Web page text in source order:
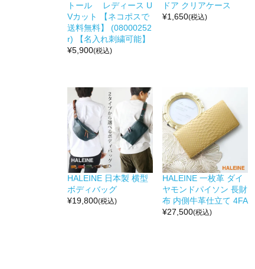
トール レディース U
Vカット 【ネコポスで
送料無料】 (08000252
r) 【名入れ刺繍可能】
¥5,900(税込)
ドア クリアケース
¥1,650(税込)
HALEINE 日本製 横型
ボディバッグ
¥19,800(税込)
HALEINE 一枚革 ダイ
ヤモンドパイソン 長財
布 内側牛革仕立て 4FA
¥27,500(税込)